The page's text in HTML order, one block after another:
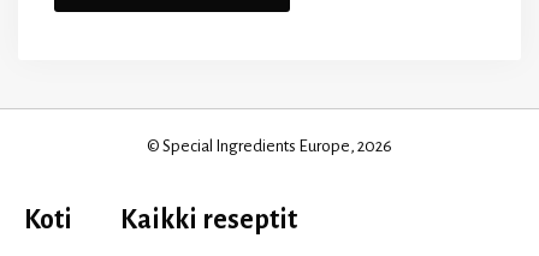
© Special Ingredients Europe, 2026
Koti Kaikki reseptit